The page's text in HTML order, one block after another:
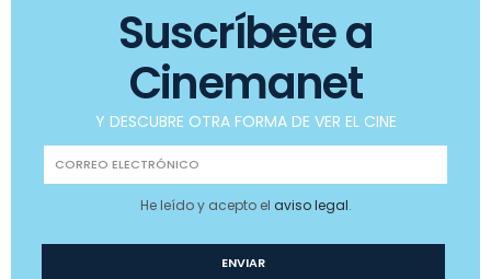
Suscríbete a
Cinemanet
Y DESCUBRE OTRA FORMA DE VER EL CINE
He leído y acepto el aviso legal.